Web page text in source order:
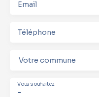
Email
Téléphone
Votre commune
-
Vous souhaitez